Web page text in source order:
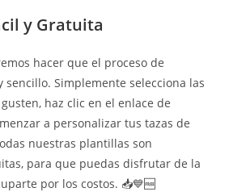
y Gratuita
hacer que el proceso de
sencillo. Simplemente selecciona las
haz clic en el enlace de
a personalizar tus tazas de
nuestras plantillas son
para que puedas disfrutar de la
por los costos. 📥💙🆓